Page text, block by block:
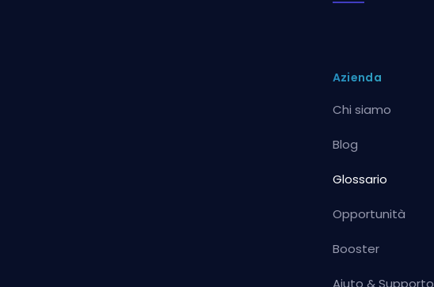
Azienda
Chi siamo
Blog
Glossario
Opportunità
Booster
Aiuto & Supporto